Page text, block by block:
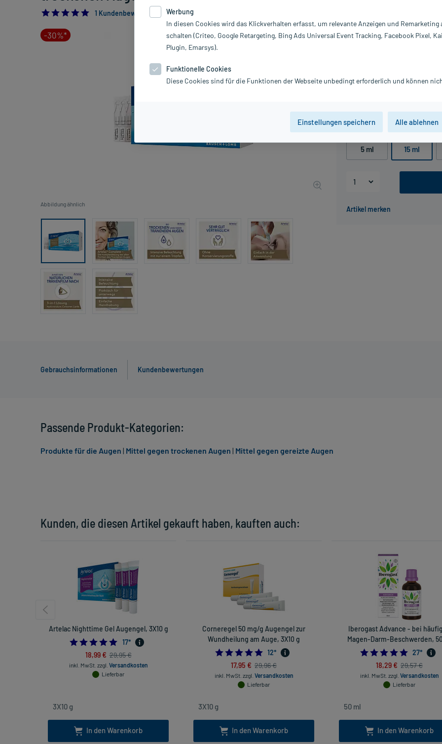
5.0
1 Kundenbewertung*
-30%*
Abbildung ähnlich
15,00 € UVP 21,50 € 150
Packungseinheit
5 ml 15 ml
PZN:
Hersteller:
Gebrauchsinformationen Kundenbewertungen
Kunden, die diesen Artikel gekauft haben, kauften auch:
Artelac Nighttime Gel Augengel, 3X10 g
5.0
17*
18,99 € 29,95 €
inkl. MwSt. zzgl. Versandkosten
Lieferbar
In den Warenkorb
Corneregel 50 mg/g Augengel zur
Wundheilung am Auge, 3X10 g
4.833333333333333
12*
17,95 € 29,96 €
inkl. MwSt. zzgl. Versandkosten
Lieferbar
In den Warenkorb
Iberogast Advance - bei
Magen-Darm-Beschwerden,
5.0
27*
18,29 € 29,57 €
inkl. MwSt. zzgl. Versandkosten
Lieferbar
In den Warenkorb
Passende Produkt-Kategorien:
Produkte für die Augen | Mittel gegen trockenen Augen | Mittel gegen gereizte Augen
Werbung
In diesen Cookies wird das Klickverhalten erfasst, um relevante Anzeigen und Remarketing
schalten (Criteo, Google Retargeting, Bing Ads Universal Event Tracking, Facebook Pixel,
Plugin, Emarsys).
Funktionelle Cookies
Diese Cookies sind für die Funktionen der Webseite unbedingt erforderlich und können
Einstellungen speichern Alle ablehnen